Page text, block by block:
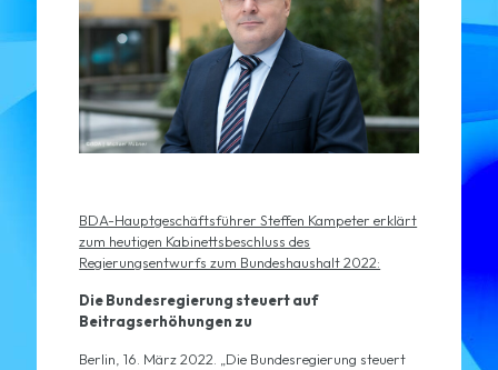
BDA-Hauptgeschäftsführer Steffen Kampeter erklärt
zum heutigen Kabinettsbeschluss des
Regierungsentwurfs zum Bundeshaushalt 2022:
Die Bundesregierung steuert auf
Beitragserhöhungen zu
Berlin, 16. März 2022. „Die Bundesregierung steuert